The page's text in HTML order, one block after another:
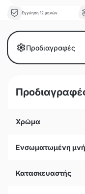
Εγγύηση 12 μηνών
Προδιαγραφές
Χρώμα
Ενσωματωμένη
Κατασκευαστής